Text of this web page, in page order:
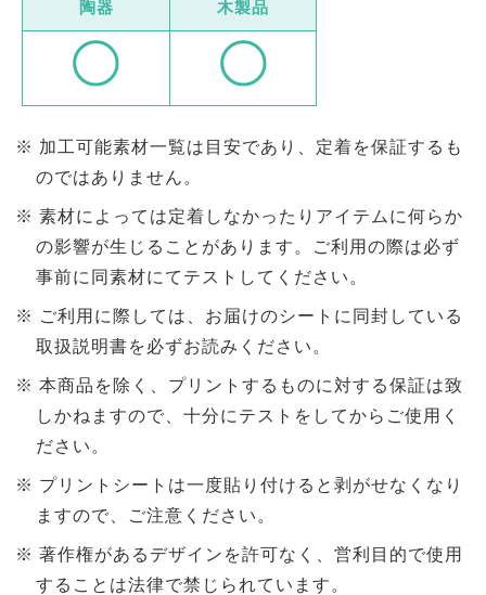
陶器 木製品
加工可能素材一覧は目安であり、定着を保証するも
のではありません。
素材によっては定着しなかったりアイテムに何らか
の影響が生じることがあります。ご利用の際は必ず
事前に同素材にてテストしてください。
ご利用に際しては、お届けのシートに同封している
取扱説明書を必ずお読みください。
本商品を除く、プリントするものに対する保証は致
しかねますので、十分にテストをしてからご使用く
ださい。
プリントシートは一度貼り付けると剥がせなくなり
ますので、ご注意ください。
著作権があるデザインを許可なく、営利目的で使用
することは法律で禁じられています。